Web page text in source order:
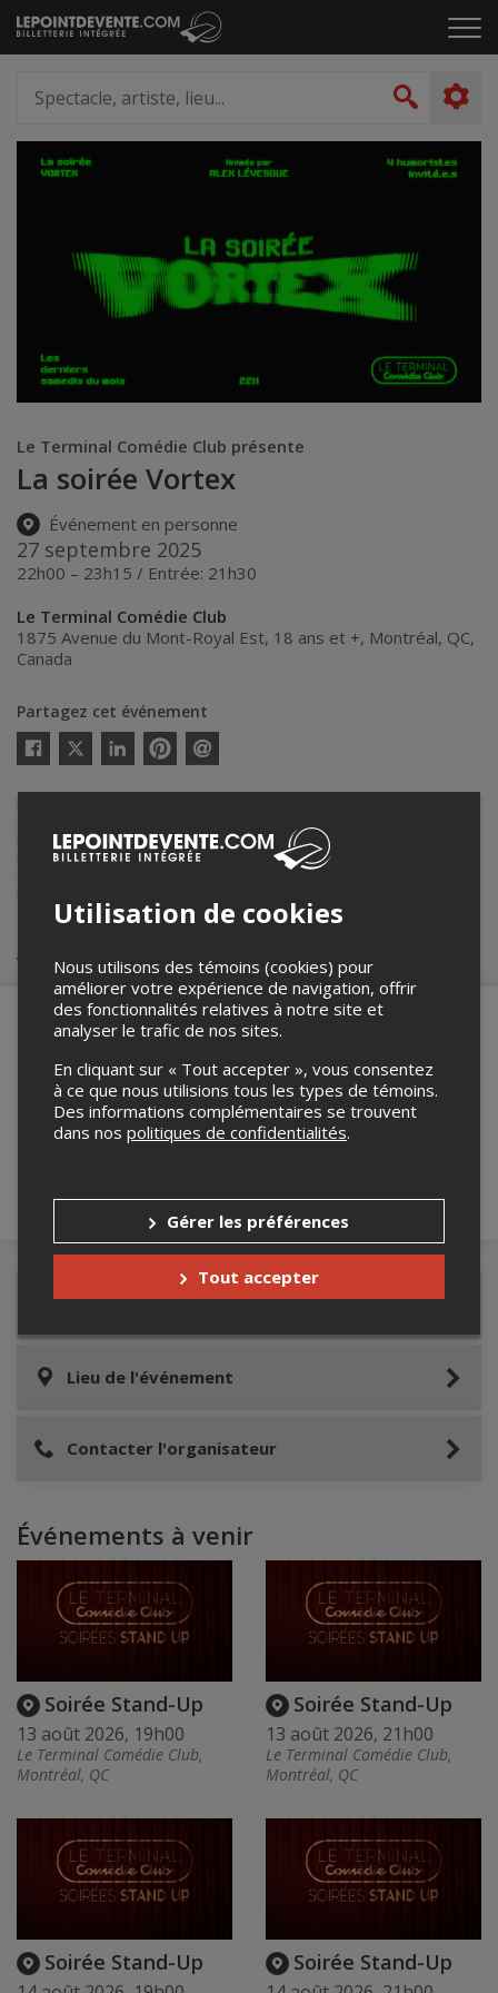
Passer
au
le
artiste,
lieu...
Le Terminal Comédie Club présente
La soirée Vortex
Événement en personne
27 septembre 2025
22h00 – 23h15 / Entrée: 21h30
Le Terminal Comédie Club
1875 Avenue du Mont-Royal Est, 18 ans et +, Montréal, QC,
Canada
Partagez cet événement
Twitter
billets pour ses événements.
Pour plus d’information à propos de cet événement, veuillez
contacter l’organisateur de l’événement,Le Terminal Comédie Club
Achat de billets
Merci de confirmer que vous n'êtes pas un
robot ci-bas.
Détails de l'événement
Lieu de l'événement
Contacter l'organisateur
Événements à venir
Soirée Stand-Up
13 août 2026, 19h00
Le Terminal Comédie Club,
Montréal, QC
Soirée Stand-Up
13 août 2026, 21h00
Le Terminal Comédie Club,
Montréal, QC
Soirée Stand-Up Soirée Stand-Up
Utilisation de cookies
Nous utilisons des témoins (cookies) pour
améliorer votre expérience de navigation, offrir
des fonctionnalités relatives à notre site et
analyser le trafic de nos sites.
En cliquant sur « Tout accepter », vous consentez
à ce que nous utilisions tous les types de témoins.
Des informations complémentaires se trouvent
dans nos politiques de confidentialités.
Gérer les préférences
Tout accepter